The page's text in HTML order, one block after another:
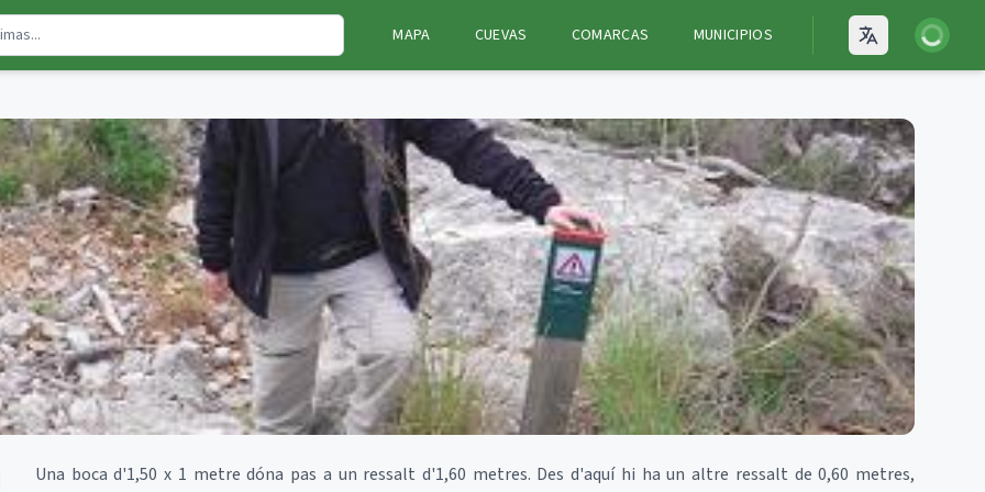
MAPA CUEVAS COMARCAS MUNICIPIOS Open
Iniciar
Una boca d'1,50 x 1 metre dóna pas a un ressalt d'1,60 metres. Des d'aquí hi ha un altre ressalt de 0,60 metres,